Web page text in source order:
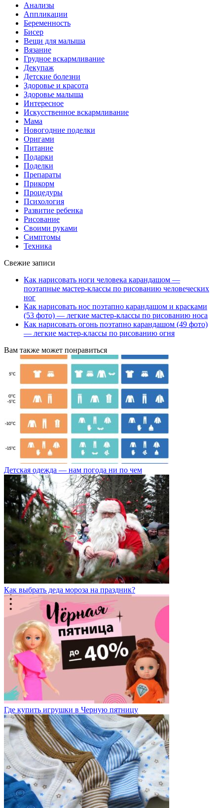
Анализы
Аппликации
Беременность
Бисер
Вещи для малыша
Вязание
Грудное вскармливание
Декупаж
Детские болезни
Здоровье и красота
Здоровье малыша
Интересное
Искусственное вскармливание
Мама
Новогодние поделки
Оригами
Питание
Подарки
Поделки
Препараты
Прикорм
Процедуры
Психология
Развитие ребенка
Рисование
Своими руками
Симптомы
Техника
Свежие записи
Как нарисовать ноги человека карандашом —
поэтапные мастер-классы по рисованию человеческих
ног
Как нарисовать нос поэтапно карандашом и красками
(53 фото) — легкие мастер-классы по рисованию носа
Как нарисовать огонь поэтапно карандашом (49 фото)
— легкие мастер-классы по рисованию огня
Вам также может понравиться
Детская одежда — нам погода ни по чем
Как выбрать деда мороза на праздник?
Где купить игрушки в Черную пятницу